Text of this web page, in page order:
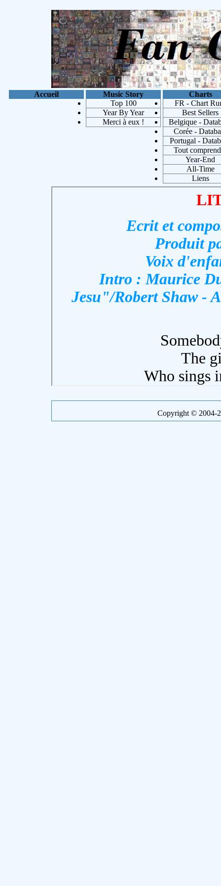
Accueil
Music Story
Top 100
Year By Year
Merci à eux !
Charts
FR - Chart
Best Sellers
Belgique -
Corée -
Portugal -
Tout
Year-End
All-Time
Liens
Copyright © 2004-